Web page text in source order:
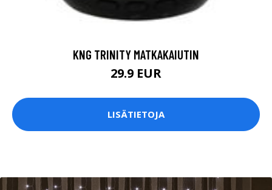
KNG TRINITY MATKAKAIUTIN
29.9 EUR
LISÄTIETOJA